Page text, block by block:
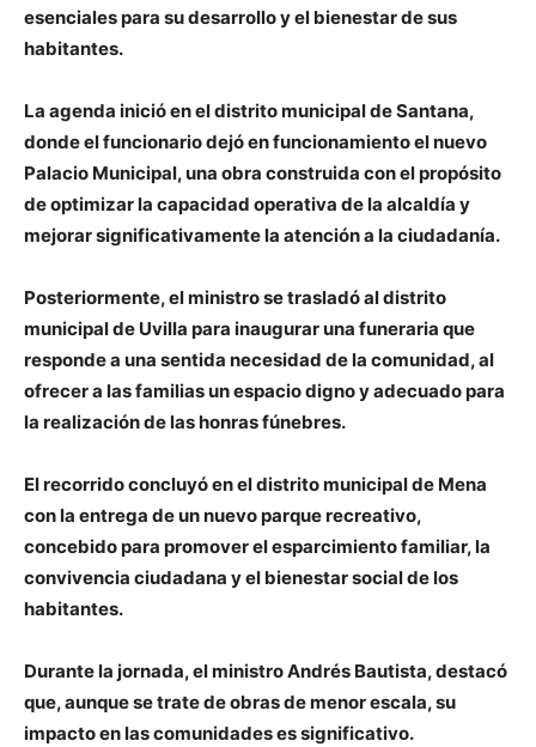
esenciales para su desarrollo y el bienestar de sus
habitantes.
La agenda inició en el distrito municipal de Santana,
donde el funcionario dejó en funcionamiento el nuevo
Palacio Municipal, una obra construida con el propósito
de optimizar la capacidad operativa de la alcaldía y
mejorar significativamente la atención a la ciudadanía.
Posteriormente, el ministro se trasladó al distrito
municipal de Uvilla para inaugurar una funeraria que
responde a una sentida necesidad de la comunidad, al
ofrecer a las familias un espacio digno y adecuado para
la realización de las honras fúnebres.
El recorrido concluyó en el distrito municipal de Mena
con la entrega de un nuevo parque recreativo,
concebido para promover el esparcimiento familiar, la
convivencia ciudadana y el bienestar social de los
habitantes.
Durante la jornada, el ministro Andrés Bautista, destacó
que, aunque se trate de obras de menor escala, su
impacto en las comunidades es significativo.